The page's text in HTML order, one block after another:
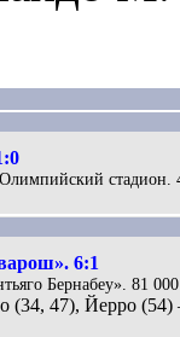
стадион.
6:1
Бернабеу». 81
(34, 47), Йерро